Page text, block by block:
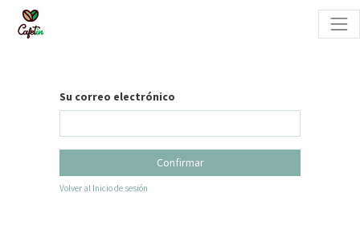
Su correo electrónico
Confirmar
Volver al Inicio de sesión